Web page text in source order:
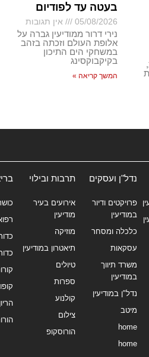
בעטה עד לפודיום
05/08/2026 אין תגובות
נירי דרור ממודיעין גברה על
אלופת העולם וזכתה בזהב
במשחקי הים התיכון
בקיקבוקסינג
המשך קריאה »
נדל"ן ועסקים
פרויקטים ודיור
במודיעין
כלכלה ומסחר
עסקאות
משרד תיווך
במודיעין
נדל"ן במודיעין
מיטב
home
home
תרבות ובילוי
אירועים בעיר
מודיעין
מוזיקה
תיאטרון במודיעין
טיולים
ספרות
קולנוע
צילום
הורוסקופ